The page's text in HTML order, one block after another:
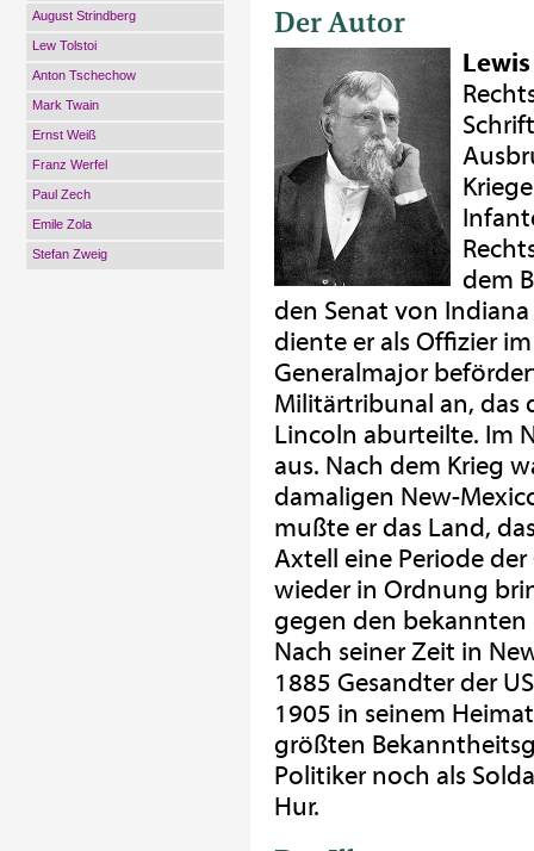
August Strindberg
Lew Tolstoi
Anton Tschechow
Mark Twain
Ernst Weiß
Franz Werfel
Paul Zech
Emile Zola
Stefan Zweig
Der Autor
dem
den Senat von
diente er als Offizier
Generalmajor
Militärtribunal an, das
Lincoln aburteilte. Im
aus. Nach dem Krieg
damaligen New-
mußte er das Land,
Axtell eine Periode
wieder in Ordnung
gegen den bekannten
Nach seiner Zeit in
1885 Gesandter der
1905 in seinem
größten
Politiker noch als
Hur.